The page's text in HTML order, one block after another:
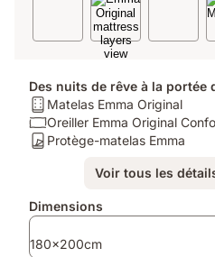
Des nuits de rêve à la portée
Matelas:
Matelas
Emma
Matelas Emma Original
Oreiller:
Oreiller
Oreiller Emma Original
Protège-
Emma
Protège-matelas Emma
Voir tous les
Produits
Dimensions
180x200cm